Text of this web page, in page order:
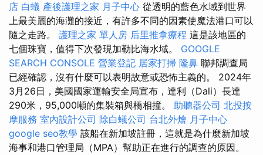
店 白蟻 產後護理之家 月子中心 從透明的藍色水域到世界
上最美麗的海灘的接近，有許多不同的因素使魔法港口可以
隨之走路。 護理之家 單人房 后里推拿療程 這是該地區的
七個珠寶，值得下次發現加勒比海水域。 GOOGLE
SEARCH CONSOLE 營業登記 居家打掃 隆鼻 聯邦調查局
已經確認，沒有什麼可以表明故意或恐怖主義的。 2024年
3月26日，美國國家運輸安全局宣布，達利（Dali）長達
290米，95,000噸的集裝箱與橋相撞。 助聽器公司 北投按
摩服務 室內設計公司 除白蟻公司 台北外燴 月子中心
google seo教學 該船在新加坡註冊，這就是為什麼新加坡
海事和港口管理局（MPA）幫助正在進行的調查的原因。